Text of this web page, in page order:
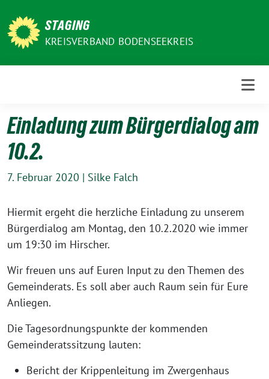
zum
Inhalt
STAGING
KREISVERBAND BODENSEEKREIS
Einladung zum Bürgerdialog am
10.2.
7. Februar 2020 | Silke Falch
Hiermit ergeht die herz­li­che Einladung zu unse­rem
Bürgerdialog am Montag, den 10.2.2020 wie immer
um 19:30 im Hirscher.
Wir freu­en uns auf Euren Input zu den Themen des
Gemeinderats. Es soll aber auch Raum sein für Eure
Anliegen.
Die Tagesordnungspunkte der kom­men­den
Gemeinderatssitzung lauten:
Bericht der Krippenleitung im Zwergenhaus